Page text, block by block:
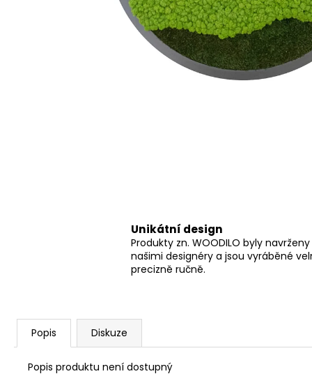
Unikátní design
Produkty zn. WOODILO byly navrženy
našimi designéry a jsou vyráběné
precizně ručně.
Popis Diskuze
Popis produktu není dostupný